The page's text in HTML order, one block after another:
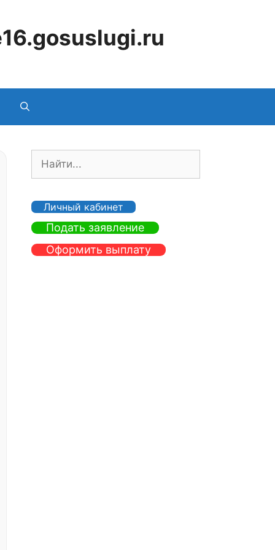
с
к
:
Личный кабинет
Подать заявление
Оформить выплату